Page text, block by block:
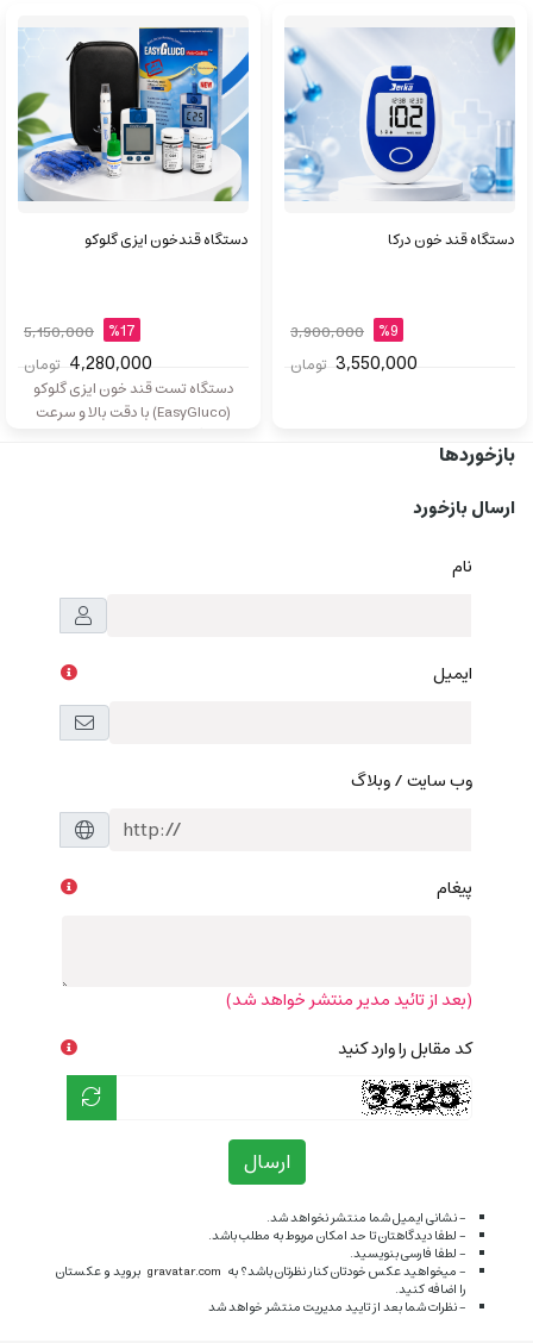
دستگاه قند خون درکا
%9
3,900,000
3,550,000 تومان
دستگاه قندخون ایزی گلوکو
%17
5,150,000
4,280,000 تومان
دستگاه تست قند خون ایزی گلوکو
(EasyGluco) با دقت بالا و سرعت
بازخوردها
ارسال بازخورد
نام
ایمیل
وب سایت / وبلاگ
پیغام
(بعد از تائید مدیر منتشر خواهد شد)
کد مقابل را وارد کنید
ارسال
- نشانی ایمیل شما منتشر نخواهد شد.
- لطفا دیدگاهتان تا حد امکان مربوط به مطلب باشد.
- لطفا فارسی بنویسید.
- میخواهید عکس خودتان کنار نظرتان باشد؟ به gravatar.com بروید و عکستان
را اضافه کنید.
- نظرات شما بعد از تایید مدیریت منتشر خواهد شد